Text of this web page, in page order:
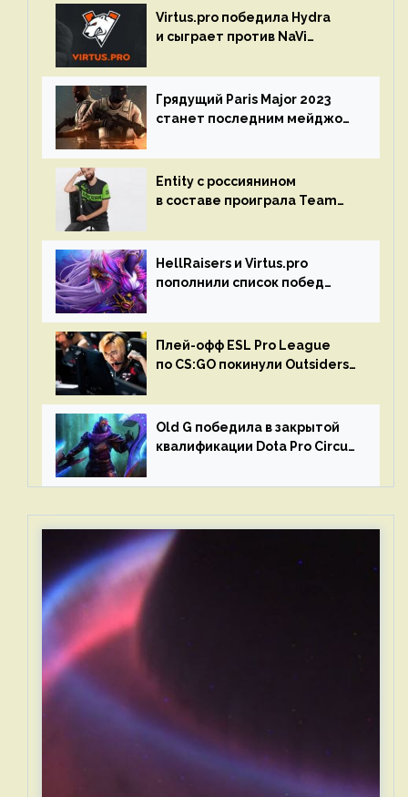
Virtus.pro победила Hydra
и сыграет против NaVi
Грядущий Paris Major 2023
станет последним мейджор-
Entity с россиянином
в составе проиграла Team
HellRaisers и Virtus.pro
пополнили список побед
Плей-офф ESL Pro League
по CS:GO покинули Outsiders
Old G победила в закрытой
квалификации Dota Pro Circuit